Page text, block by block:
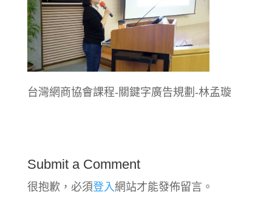
台灣網商協會課程-關鍵字廣告規劃-林孟璇
Submit a Comment
很抱歉，必須登入網站才能發佈留言。